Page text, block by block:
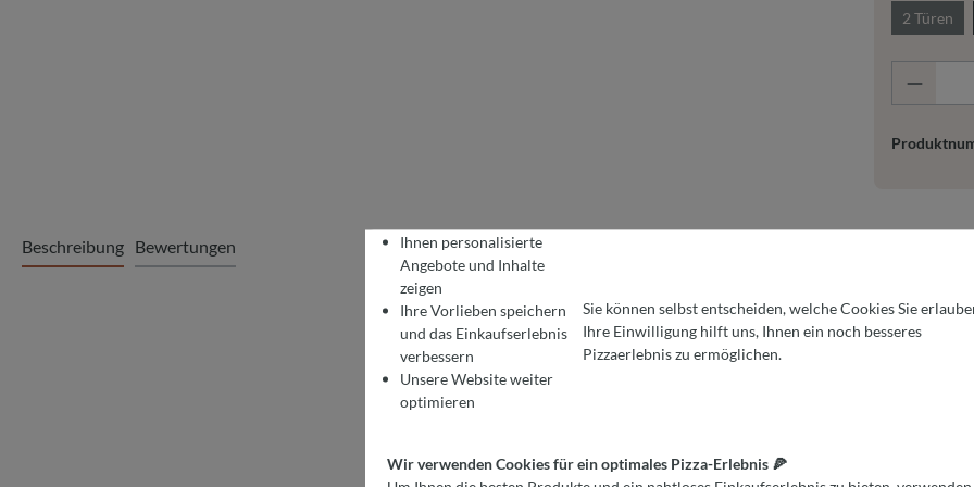
2 Türen
Beschreibung Bewertungen
COOKIE-VOREINSTELLUNGEN
Wir verwenden Cookies für ein optimales Pizza-Erlebnis 🍕
Um Ihnen die besten Produkte und ein nahtloses Einkaufserlebnis zu bieten, verwenden
Ihnen personalisierte
Angebote und Inhalte
zeigen
Ihre Vorlieben speichern
und das Einkaufserlebnis
verbessern
Unsere Website weiter
optimieren
Sie können selbst entscheiden, welche Cookies Sie
Ihre Einwilligung hilft uns, Ihnen ein noch besseres
Pizzaerlebnis zu ermöglichen.
Wir verwenden Cookies für ein optimales Pizza-Erlebnis 🍕